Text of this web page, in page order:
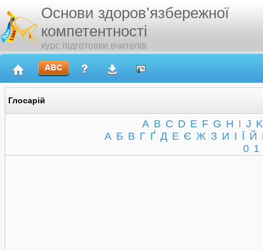
Основи здоров’язбережної
компетентності
курс підготовки вчителів
Глосарій
A B C D E F G H I J K
А Б В Г Ґ Д Е Є Ж З И І Ї Й
0 1